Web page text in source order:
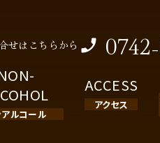
せはこちらから
ルコール
アクセス
ACCESS